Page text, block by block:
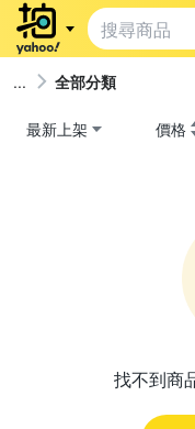
全部分類
最新上架 價格
找不到商